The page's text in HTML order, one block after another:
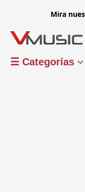
Mira
☰ Categorías